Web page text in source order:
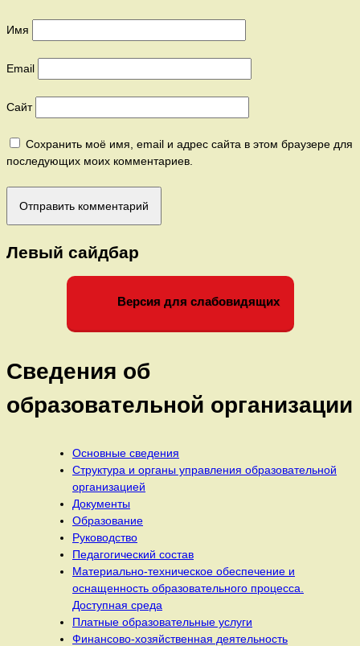
Имя
Email
Сайт
Сохранить моё имя, email и адрес сайта в этом браузере для
последующих моих комментариев.
Левый сайдбар
Версия для слабовидящих
Сведения об
образовательной организации
Основные сведения
Структура и органы управления образовательной
организацией
Документы
Образование
Руководство
Педагогический состав
Материально-техническое обеспечение и
оснащенность образовательного процесса.
Доступная среда
Платные образовательные услуги
Финансово-хозяйственная деятельность